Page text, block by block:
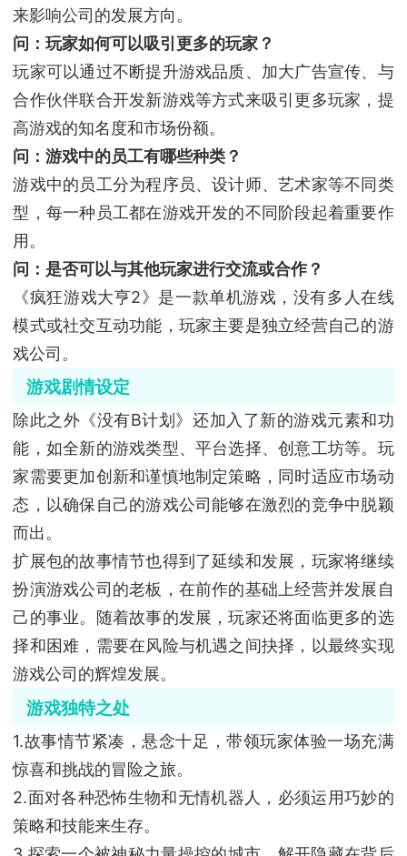
来影响公司的发展方向。
问：玩家如何可以吸引更多的玩家？
玩家可以通过不断提升游戏品质、加大广告宣传、与
合作伙伴联合开发新游戏等方式来吸引更多玩家，提
高游戏的知名度和市场份额。
问：游戏中的员工有哪些种类？
游戏中的员工分为程序员、设计师、艺术家等不同类
型，每一种员工都在游戏开发的不同阶段起着重要作
用。
问：是否可以与其他玩家进行交流或合作？
《疯狂游戏大亨2》是一款单机游戏，没有多人在线
模式或社交互动功能，玩家主要是独立经营自己的游
戏公司。
游戏剧情设定
除此之外《没有B计划》还加入了新的游戏元素和功
能，如全新的游戏类型、平台选择、创意工坊等。玩
家需要更加创新和谨慎地制定策略，同时适应市场动
态，以确保自己的游戏公司能够在激烈的竞争中脱颖
而出。
扩展包的故事情节也得到了延续和发展，玩家将继续
扮演游戏公司的老板，在前作的基础上经营并发展自
己的事业。随着故事的发展，玩家还将面临更多的选
择和困难，需要在风险与机遇之间抉择，以最终实现
游戏公司的辉煌发展。
游戏独特之处
1.故事情节紧凑，悬念十足，带领玩家体验一场充满
惊喜和挑战的冒险之旅。
2.面对各种恐怖生物和无情机器人，必须运用巧妙的
策略和技能来生存。